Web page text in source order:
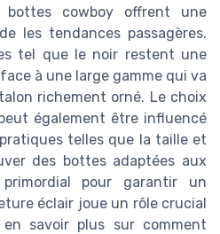
cowboy offrent une
les tendances passagères.
tel que le noir restent une
à une large gamme qui va
richement orné. Le choix
également être influencé
telles que la taille et
des bottes adaptées aux
pour garantir un
éclair joue un rôle crucial
savoir plus sur comment